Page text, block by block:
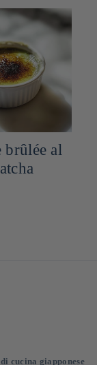
brûlée al
cucina giapponese